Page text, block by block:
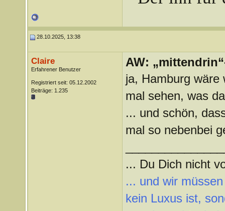
28.10.2025, 13:38
Claire
Erfahrener Benutzer
Registriert seit: 05.12.2002
Beiträge: 1.235
AW:
ja, Hamburg
mal sehen, was
... und schön,
mal so nebenbei
... Du Dich nicht
... und wir
kein Luxus ist,